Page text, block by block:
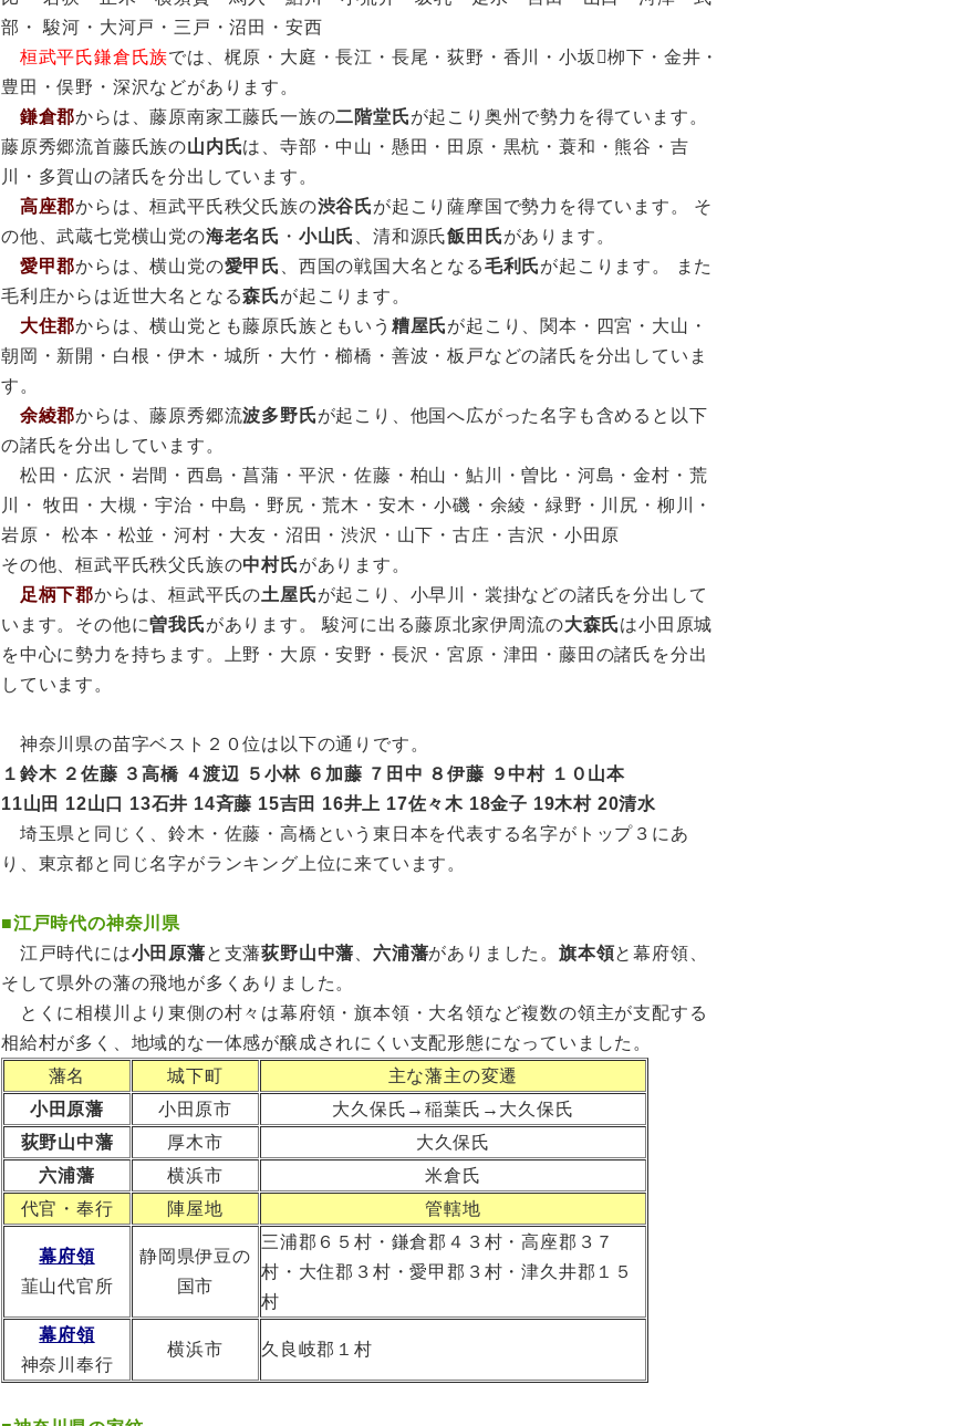
部・ 駿河・大河戸・三戸・沼田・安西
桓武平氏鎌倉氏族では、梶原・大庭・長江・長尾・荻野・香川・小坂栁下・金井・
豊田・俣野・深沢などがあります。
鎌倉郡からは、藤原南家工藤氏一族の二階堂氏が起こり奥州で勢力を得ています。
藤原秀郷流首藤氏族の山内氏は、寺部・中山・懸田・田原・黒杭・蓑和・熊谷・吉
川・多賀山の諸氏を分出しています。
高座郡からは、桓武平氏秩父氏族の渋谷氏が起こり薩摩国で勢力を得ています。 そ
の他、武蔵七党横山党の海老名氏 ・ 小山氏 、清和源氏飯田氏があります。
愛甲郡からは、横山党の愛甲氏 、西国の戦国大名となる毛利氏が起こります。 また
毛利庄からは近世大名となる森氏が起こります。
大住郡からは、横山党とも藤原氏族ともいう 糟屋氏が起こり、関本・四宮・大山・
朝岡・新開・白根・伊木・城所・大竹・櫛橋・善波・板戸などの諸氏を分出していま
す。
余綾郡からは、藤原秀郷流波多野氏が起こり、他国へ広がった名字も含めると以下
の諸氏を分出しています。
松田・広沢・岩間・西島・菖蒲・平沢・佐藤・柏山・鮎川・曽比・河島・金村・荒
川・ 牧田・大槻・宇治・中島・野尻・荒木・安木・小磯・余綾・緑野・川尻・柳川・
岩原・ 松本・松並・河村・大友・沼田・渋沢・山下・古庄・吉沢・小田原
その他、桓武平氏秩父氏族の中村氏があります。
足柄下郡からは、桓武平氏の土屋氏が起こり、小早川・裳掛などの諸氏を分出して
います。その他に曽我氏があります。 駿河に出る藤原北家伊周流の大森氏は小田原城
を中心に勢力を持ちます。上野・大原・安野・長沢・宮原・津田・藤田の諸氏を分出
しています。
神奈川県の苗字ベスト２０位は以下の通りです。
１鈴木 ２佐藤 ３高橋 ４渡辺 ５小林 ６加藤 ７田中 ８伊藤 ９中村 １０山本
11山田 12山口 13石井 14斉藤 15吉田 16井上 17佐々木 18金子 19木村 20清水
埼玉県と同じく、鈴木・佐藤・高橋という東日本を代表する名字がトップ３にあ
り、東京都と同じ名字がランキング上位に来ています。
■江戸時代の神奈川県
江戸時代には小田原藩と支藩荻野山中藩 、六浦藩がありました。旗本領と幕府領、
そして県外の藩の飛地が多くありました。
とくに相模川より東側の村々は幕府領・旗本領・大名領など複数の領主が支配する
相給村が多く、地域的な一体感が醸成されにくい支配形態になっていました。
藩名
城下町
主な藩主の変遷
小田原藩
小田原市
大久保氏→稲葉氏→大久保氏
荻野山中藩
厚木市
大久保氏
六浦藩
横浜市
米倉氏
代官・奉行
陣屋地 管轄地
幕府領
韮山代官所
静岡県伊豆の
国市
三浦郡６５村・鎌倉郡４３村・高座郡３７
村・大住郡３村・愛甲郡３村・津久井郡１５
村
幕府領
神奈川奉行
横浜市 久良岐郡１村